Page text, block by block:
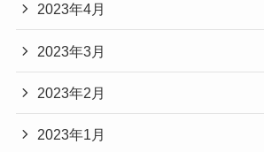
2023年4月
2023年3月
2023年2月
2023年1月